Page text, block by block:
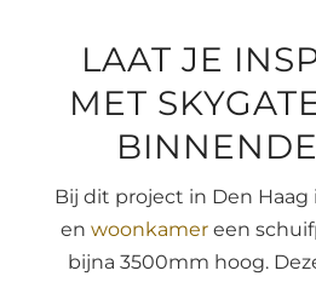
LAAT JE
MET
Bij dit project in Den Haag
en woonkamereen
bijna 3500mm hoog.